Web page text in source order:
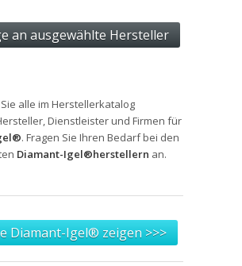
alle im Herstellerkatalog
Dienstleister und Firmen für
. Fragen Sie Ihren Bedarf bei den
Diamant-Igel®herstellern an.
Diamant-Igel® zeigen >>>